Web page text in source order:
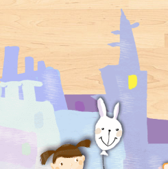
麥町》系列書籍任一
本 服藥時間：早、
事 藥效：√哈哈哈笑
心情變好 √哈哈哈笑
練就腹肌 √哈哈哈笑
聲音宏亮 經動物與人
類試用，
99.87654321%患者證
實有效，請安心服用